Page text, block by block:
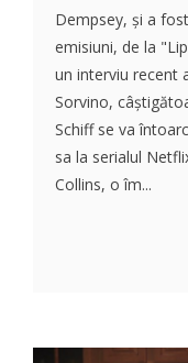
Dempsey, și a
emisiuni, de la
un interviu recent
Sorvino,
Schiff se va
sa la serialul
Collins, o îm...